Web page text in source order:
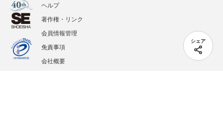
シェア
ヘルプ
著作権・リンク
会員情報管理
免責事項
会社概要